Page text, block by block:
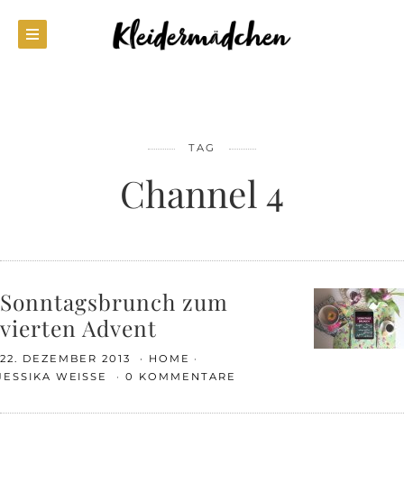
TAG
Channel 4
Sonntagsbrunch zum
vierten Advent
22. DEZEMBER 2013
HOME
WEISSE
0 KOMMENTARE